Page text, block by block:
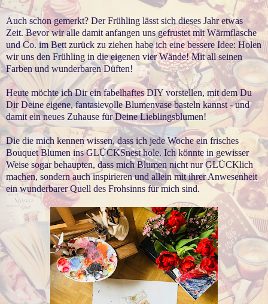
Auch schon gemerkt? Der Frühling lässt sich dieses Jahr etwas
Zeit. Bevor wir alle damit anfangen uns gefrustet mit Wärmflasche
und Co. im Bett zurück zu ziehen habe ich eine bessere Idee: Holen
wir uns den Frühling in die eigenen vier Wände! Mit all seinen
Farben und wunderbaren Düften!
Heute möchte ich Dir ein fabelhaftes DIY vorstellen, mit dem Du
Dir Deine eigene, fantasievolle Blumenvase basteln kannst - und
damit ein neues Zuhause für Deine Lieblingsblumen!
Die die mich kennen wissen, dass ich jede Woche ein frisches
Bouquet Blumen ins GLÜCKSnest hole. Ich könnte in gewisser
Weise sogar behaupten, dass mich Blumen nicht nur GLÜCKlich
machen, sondern auch inspirieren und allein mit ihrer Anwesenheit
ein wunderbarer Quell des Frohsinns für mich sind.